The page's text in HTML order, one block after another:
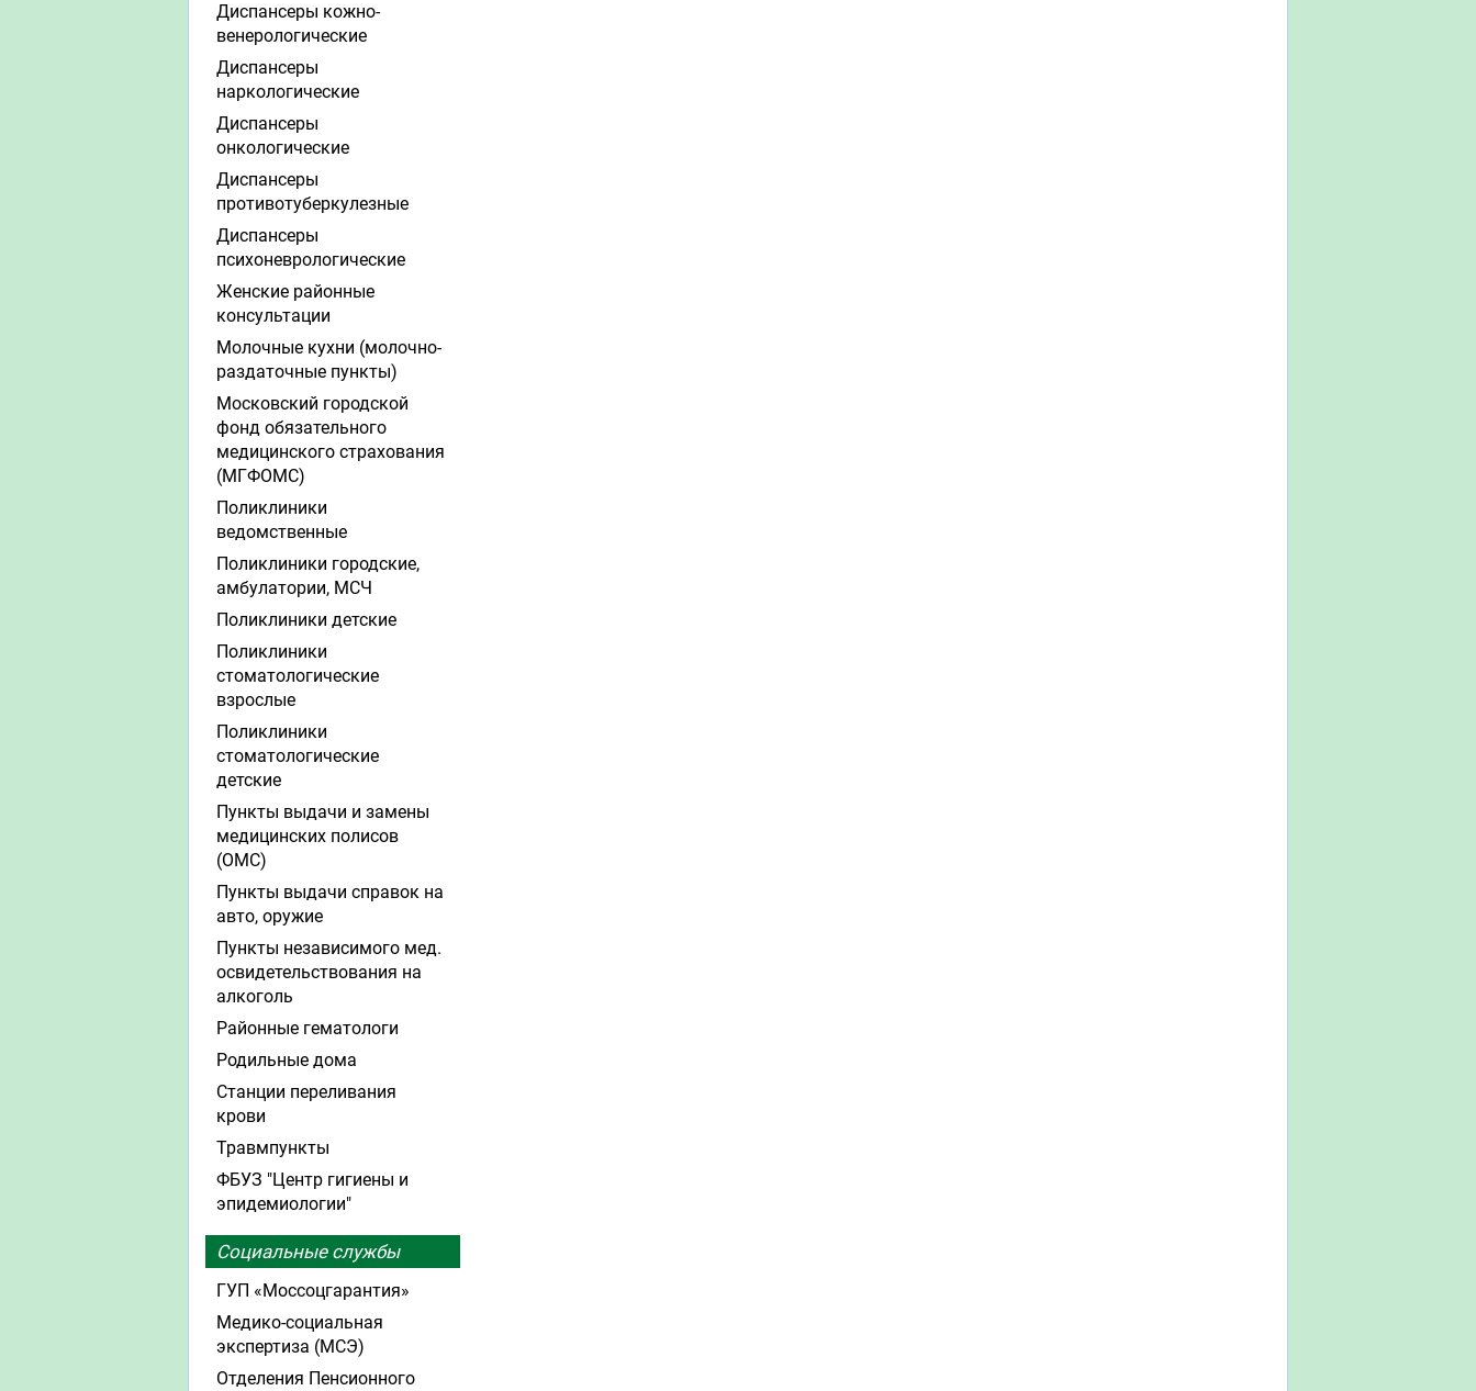
Диспансеры кожно-
венерологические
Диспансеры
наркологические
Диспансеры
онкологические
Диспансеры
противотуберкулезные
Диспансеры
психоневрологические
Женские районные
консультации
Молочные кухни (молочно-
раздаточные пункты)
Московский городской
фонд обязательного
медицинского страхования
(МГФОМС)
Поликлиники
ведомственные
Поликлиники городские,
амбулатории, МСЧ
Поликлиники детские
Поликлиники
стоматологические
взрослые
Поликлиники
стоматологические
детские
Пункты выдачи и замены
медицинских полисов
(ОМС)
Пункты выдачи справок на
авто, оружие
Пункты независимого мед.
освидетельствования на
алкоголь
Районные гематологи
Родильные дома
Станции переливания
крови
Травмпункты
ФБУЗ "Центр гигиены и
эпидемиологии"
Социальные службы
ГУП «Моссоцгарантия»
Медико-социальная
экспертиза (МСЭ)
Отделения Пенсионного